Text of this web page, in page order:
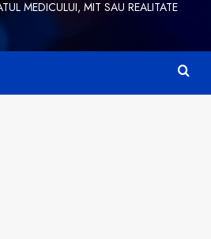
MEDICULUI, MIT SAU REALITATE